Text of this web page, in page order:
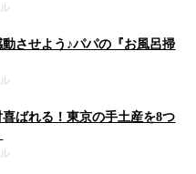
動させよう♪パパの『お風呂掃
喜ばれる！東京の手土産を8つ